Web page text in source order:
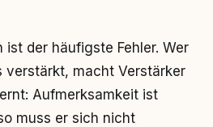
ist der häufigste Fehler. Wer
verstärkt, macht Verstärker
Aufmerksamkeit ist
muss er sich nicht